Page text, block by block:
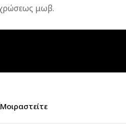
μωβ.
Μοιραστείτε